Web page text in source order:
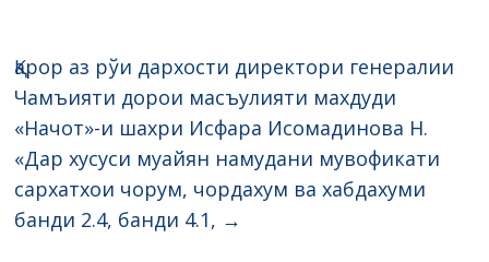
Қарор аз рўи дархости директори генералии
Чамъияти дорои масъулияти махдуди
«Начот»-и шахри Исфара Исомадинова Н.
«Дар хусуси муайян намудани мувофикати
сархатхои чорум, чордахум ва хабдахуми
банди 2.4, банди 4.1, →